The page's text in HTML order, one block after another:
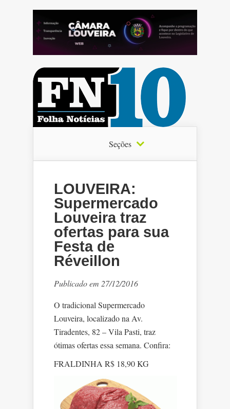
Seções
LOUVEIRA:
Supermercado
Louveira traz
ofertas para sua
Festa de
Réveillon
Publicado em 27/12/2016
O tradicional Supermercado
Louveira, localizado na Av.
Tiradentes, 82 – Vila Pasti, traz
ótimas ofertas essa semana. Confira:
FRALDINHA R$ 18,90 KG